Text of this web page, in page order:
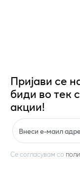
Пријави се
биди во тек
акции!
Се согласувам со